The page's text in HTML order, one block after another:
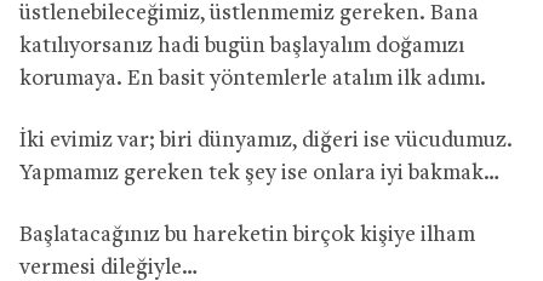
üstlenebileceğimiz, üstlenmemiz gereken. Bana
katılıyorsanız hadi bugün başlayalım doğamızı
korumaya. En basit yöntemlerle atalım ilk adımı.
İki evimiz var; biri dünyamız, diğeri ise vücudumuz.
Yapmamız gereken tek şey ise onlara iyi bakmak…
Başlatacağınız bu hareketin birçok kişiye ilham
vermesi dileğiyle…